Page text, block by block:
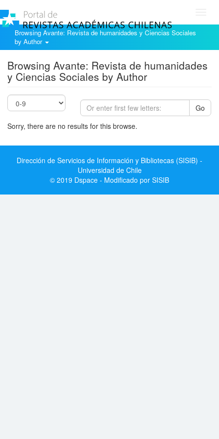
Browsing Avante: Revista de humanidades y Ciencias Sociales
by Author
Browsing Avante: Revista de humanidades
y Ciencias Sociales by Author
Go
Sorry, there are no results for this browse.
Dirección de Servicios de Información y Bibliotecas (SISIB) -
Universidad de Chile
© 2019 Dspace - Modificado por SISIB